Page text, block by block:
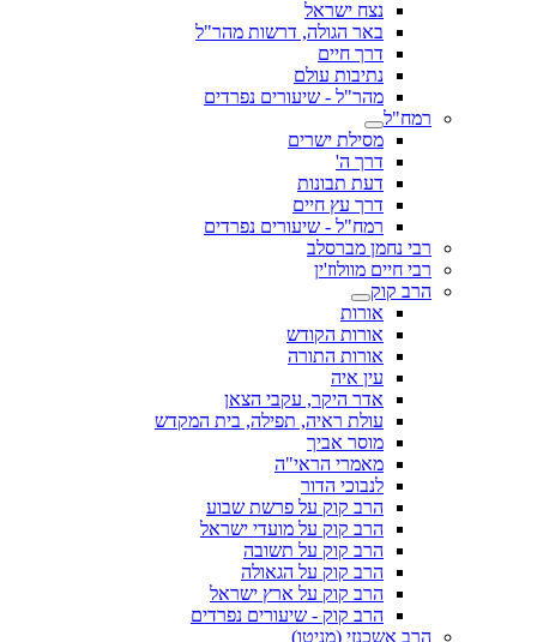
נצח ישראל
באר הגולה, דרשות מהר"ל
דרך חיים
נתיבות עולם
מהר"ל - שיעורים נפרדים
רמח"ל
מסילת ישרים
דרך ה'
דעת תבונות
דרך עץ חיים
רמח"ל - שיעורים נפרדים
רבי נחמן מברסלב
רבי חיים מוולוז'ין
הרב קוק
אורות
אורות הקודש
אורות התורה
עין איה
אדר היקר, עקבי הצאן
עולת ראיה, תפילה, בית המקדש
מוסר אביך
מאמרי הראי"ה
לנבוכי הדור
הרב קוק על פרשת שבוע
הרב קוק על מועדי ישראל
הרב קוק על תשובה
הרב קוק על הגאולה
הרב קוק על ארץ ישראל
הרב קוק - שיעורים נפרדים
הרב אשכנזי (מניטו)